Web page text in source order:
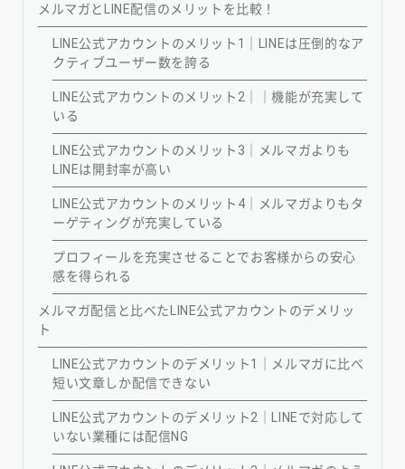
メルマガとLINE配信のメリットを比較！
LINE公式アカウントのメリット1｜LINEは圧倒的なア
クティブユーザー数を誇る
LINE公式アカウントのメリット2｜｜機能が充実して
いる
LINE公式アカウントのメリット3｜メルマガよりも
LINEは開封率が高い
LINE公式アカウントのメリット4｜メルマガよりもタ
ーゲティングが充実している
プロフィールを充実させることでお客様からの安心
感を得られる
メルマガ配信と比べたLINE公式アカウントのデメリッ
ト
LINE公式アカウントのデメリット1｜メルマガに比べ
短い文章しか配信できない
LINE公式アカウントのデメリット2｜LINEで対応して
いない業種には配信NG